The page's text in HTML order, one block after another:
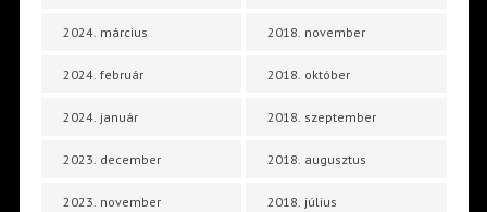
2024. március
2024. február
2024. január
2023. december
2023. november
2018. november
2018. október
2018. szeptember
2018. augusztus
2018. július